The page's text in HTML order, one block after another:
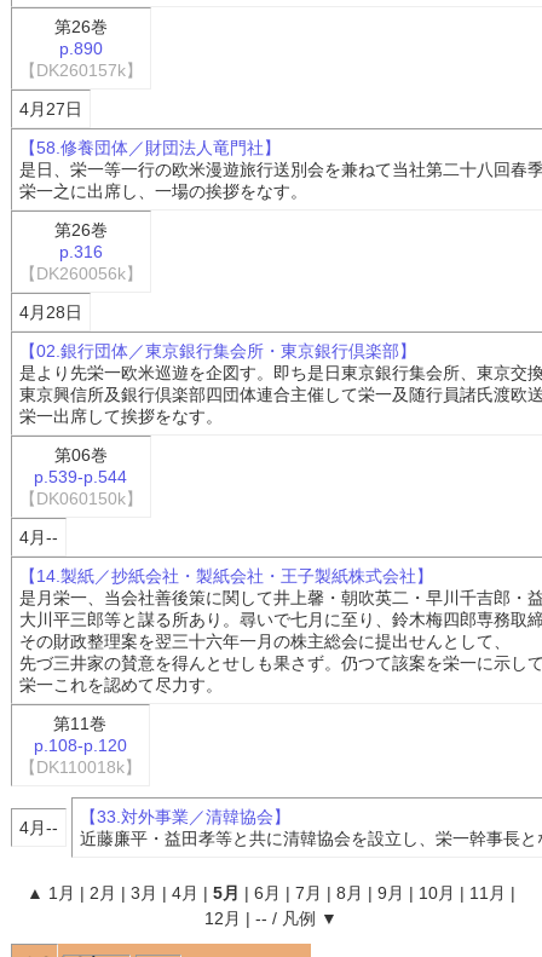
第26巻
p.890
【DK260157k】
4月27日
【58.修養団体／財団法人竜門社】
是日、栄一等一行の欧米漫遊旅行送別会を兼ねて当社第二十八回春
栄一之に出席し、一場の挨拶をなす。
第26巻
p.316
【DK260056k】
4月28日
【02.銀行団体／東京銀行集会所・東京銀行倶楽部】
是より先栄一欧米巡遊を企図す。即ち是日東京銀行集会所、東京交
東京興信所及銀行倶楽部四団体連合主催して栄一及随行員諸氏渡欧
栄一出席して挨拶をなす。
第06巻
p.539-p.544
【DK060150k】
4月--
【14.製紙／抄紙会社・製紙会社・王子製紙株式会社】
是月栄一、当会社善後策に関して井上馨・朝吹英二・早川千吉郎・
大川平三郎等と謀る所あり。尋いで七月に至り、鈴木梅四郎専務取
その財政整理案を翌三十六年一月の株主総会に提出せんとして、
先づ三井家の賛意を得んとせしも果さず。仍つて該案を栄一に示し
栄一これを認めて尽力す。
第11巻
p.108-p.120
【DK110018k】
4月--
【33.対外事業／清韓協会】
近藤廉平・益田孝等と共に清韓協会を設立し、栄一幹事長と
▲ 1月 | 2月 | 3月 | 4月 | 5月 | 6月 | 7月 | 8月 | 9月 | 10月 | 11月 |
12月 | -- / 凡例 ▼